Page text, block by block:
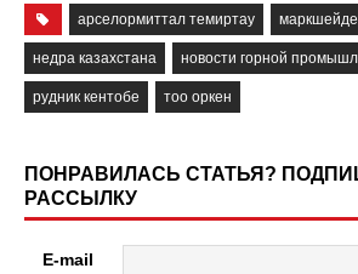
арселормиттал темиртау
недра казахстана новости горной
рудник кентобе тоо оркен
ПОНРАВИЛАСЬ СТАТЬЯ?
РАССЫЛКУ
E-mail